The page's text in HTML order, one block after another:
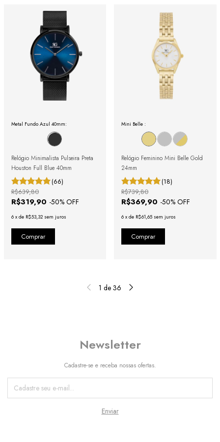
Metal Fundo Azul 40mm:
Relógio Minimalista Pulseira Preta
Houston Full Blue 40mm
(66)
R$319,90 -50% OFF
R$639,80
6 x de R$53,32 sem juros
Mini Belle :
Relógio Feminino Mini Belle Gold
24mm
(18)
R$369,90 -50% OFF
R$739,80
6 x de R$61,65 sem juros
1 de 36
Newsletter
Cadastre-se e receba nossas ofertas.